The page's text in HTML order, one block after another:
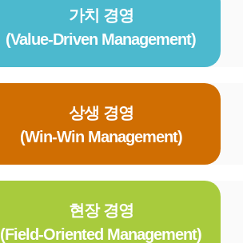
가치 경영
(Value-Driven Management)
상생 경영
(Win-Win Management)
현장 경영
(Field-Oriented Management)